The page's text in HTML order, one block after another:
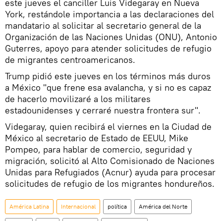
este jueves el canciller Luis Videgaray en Nueva
York, restándole importancia a las declaraciones del
mandatario al solicitar al secretario general de la
Organización de las Naciones Unidas (ONU), Antonio
Guterres, apoyo para atender solicitudes de refugio
de migrantes centroamericanos.
Trump pidió este jueves en los términos más duros
a México "que frene esa avalancha, y si no es capaz
de hacerlo movilizaré a los militares
estadounidenses y cerraré nuestra frontera sur".
Videgaray, quien recibirá el viernes en la Ciudad de
México al secretario de Estado de EEUU, Mike
Pompeo, para hablar de comercio, seguridad y
migración, solicitó al Alto Comisionado de Naciones
Unidas para Refugiados (Acnur) ayuda para procesar
solicitudes de refugio de los migrantes hondureños.
América Latina Internacional política América del Norte